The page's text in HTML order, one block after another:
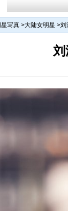
写真 >大陆女明星 >刘